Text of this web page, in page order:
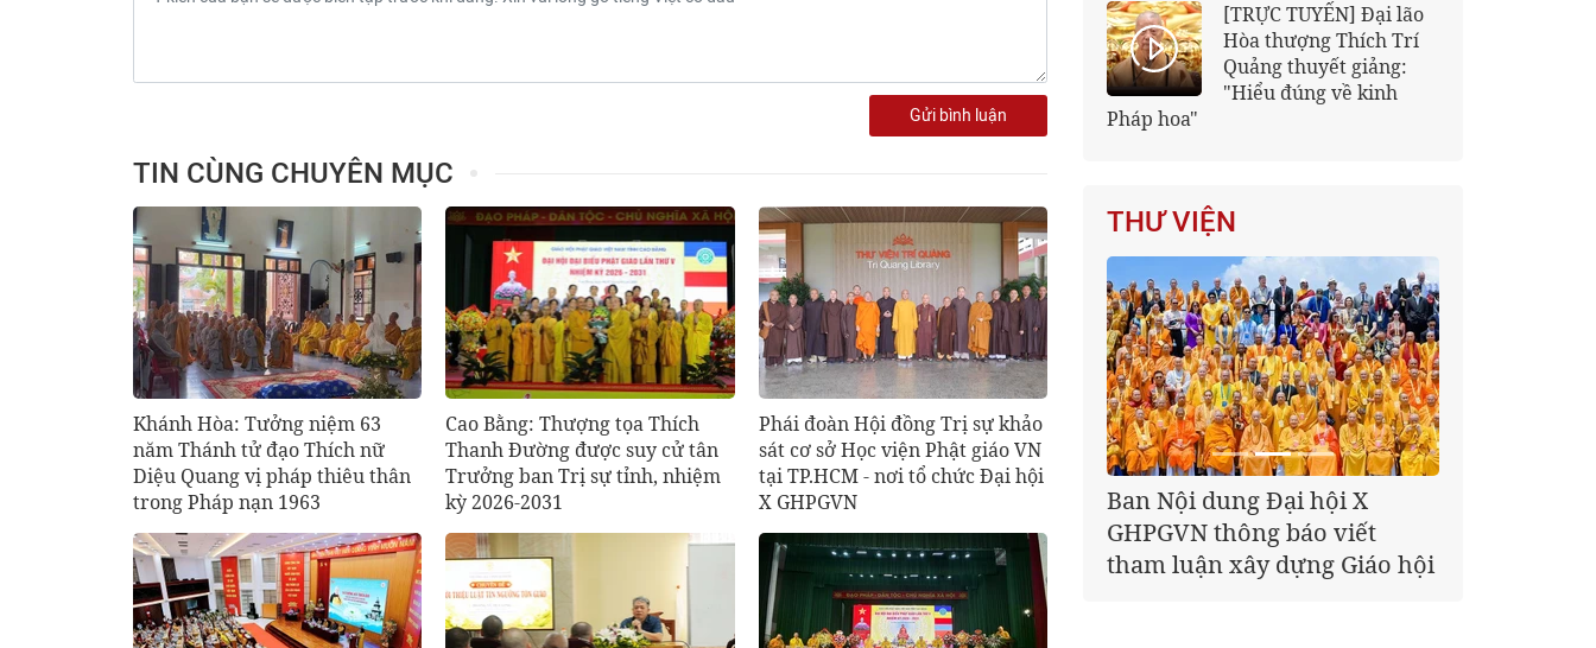
Gửi bình luận
TIN CÙNG CHUYÊN MỤC
Khánh Hòa: Tưởng niệm 63
năm Thánh tử đạo Thích nữ
Diệu Quang vị pháp thiêu thân
trong Pháp nạn 1963
Cao Bằng: Thượng tọa Thích
Thanh Đường được suy cử tân
Trưởng ban Trị sự tỉnh, nhiệm
kỳ 2026-2031
Phái đoàn Hội đồng Trị sự khảo
sát cơ sở Học viện Phật giáo VN
tại TP.HCM - nơi tổ chức Đại hội
X GHPGVN
[TRỰC TUYẾN] Đại lão
Hòa thượng Thích Trí
Quảng thuyết giảng:
"Hiểu đúng về kinh
Pháp hoa"
THƯ VIỆN
Giáo hội kêu gọi Tăng Ni,
Phật tử cả nước thể hiện tấm
lòng tri ân trọn vẹn nghĩa